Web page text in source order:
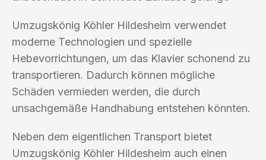
Umzugskönig Köhler Hildesheim verwendet
moderne Technologien und spezielle
Hebevorrichtungen, um das Klavier schonend zu
transportieren. Dadurch können mögliche
Schäden vermieden werden, die durch
unsachgemäße Handhabung entstehen könnten.
Neben dem eigentlichen Transport bietet
Umzugskönig Köhler Hildesheim auch einen